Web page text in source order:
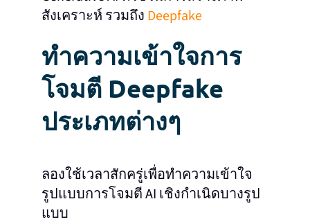
สังเคราะห์ รวมถึง Deepfake
ทําความเข้าใจการ
โจมตี Deepfake
ประเภทต่างๆ
ลองใช้เวลาสักครู่เพื่อทําความเข้าใจ
รูปแบบการโจมตี AI เชิงกําเนิดบางรูป
แบบ